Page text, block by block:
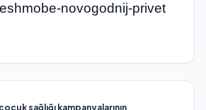
novogodnij-privet
sağlığı kampanyalarının